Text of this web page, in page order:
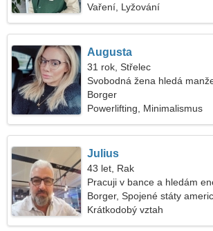
Vaření, Lyžování
Augusta
31 rok, Střelec
Svobodná žena hledá
Borger
Powerlifting, Minimalismus
Julius
43 let, Rak
Pracuji v bance a hledám
Borger, Spojené státy
Krátkodobý vztah